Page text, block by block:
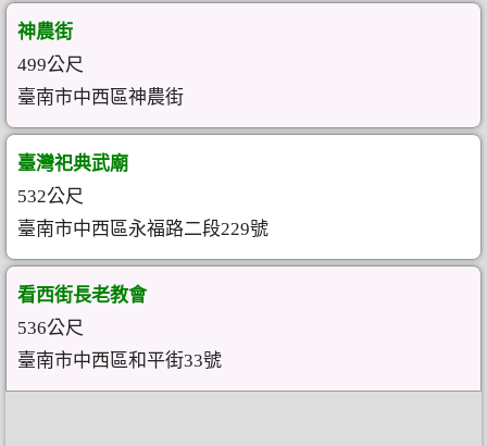
神農街
499公尺
臺南市中西區神農街
臺灣祀典武廟
532公尺
臺南市中西區永福路二段229號
看西街長老教會
536公尺
臺南市中西區和平街33號